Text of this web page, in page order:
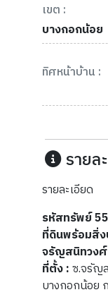
เขต :
บางกอกน้อย
ทิศหน้าบ้าน :
รายล
รายละเอียด
รหัสทรัพย์
ที่ดินพร้อมสิ่ง
จรัญสนิทวงศ์
ที่ตั้ง :ซ.จรัญ
บางกอกน้อย